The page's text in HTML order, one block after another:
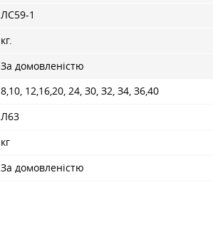
ЛС59-1
кг.
За домовленістю
8,10, 12,16,20, 24, З0, З2, З4, З6,40
Л63
кг
За домовленістю